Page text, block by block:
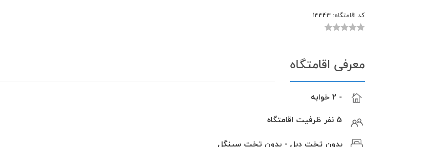
کد اقامتگاه:
معرفی اقامتگاه
- 2 خوابه
5 نفر ظرفیت اقامتگاه
بدون تخت دبل - بدون تخت سینگل